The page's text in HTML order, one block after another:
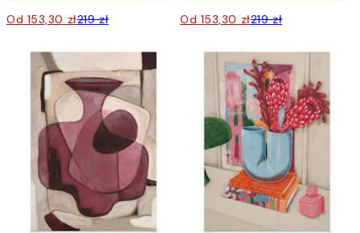
Od 153,30 zł219 zł Od 153,30 zł219 zł